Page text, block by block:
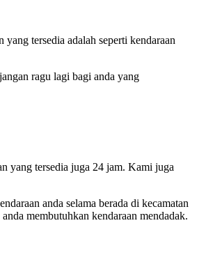
tersedia adalah seperti kendaraan
ragu lagi bagi anda yang
yang tersedia juga 24 jam. Kami juga
anda selama berada di kecamatan
membutuhkan kendaraan mendadak.